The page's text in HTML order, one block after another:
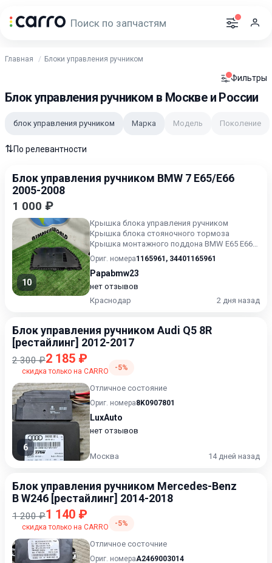
Главная Блоки управления ручником
Фильтры
Блок управления ручником в Москве и России
блок управления ручником Марка Модель Поколение
⇅По релевантности
Блок управления ручником BMW 7 E65/E66
2005-2008
1 000 ₽
10
Крышка блока управления ручником
Крышка блока стояночного тормоза
Крышка монтажного поддона BMW E65 E66
БМВ Е65 Е66 В хорошем состоянии Без...
Ориг. номера1165961 , 34401165961
Papabmw23
нет отзывов
Краснодар
2 дня назад
Блок управления ручником Audi Q5 8R
[рестайлинг] 2012-2017
2 300 ₽2 185 ₽
скидка только на CARRO -5%
6
Отличное состояние
Ориг. номера8K0907801
LuxAuto
нет отзывов
Москва 14 дней назад
Блок управления ручником Mercedes-Benz
B W246 [рестайлинг] 2014-2018
1 200 ₽1 140 ₽
скидка только на CARRO -5%
Отличное состочние
Ориг. номераA2469003014